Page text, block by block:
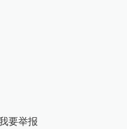
要举报